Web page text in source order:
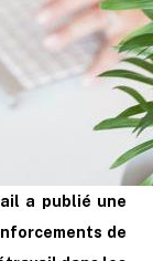
a publié une
de